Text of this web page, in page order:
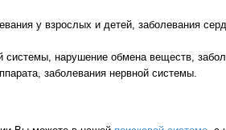
у взрослых и детей, заболевания
нарушение обмена веществ,
заболевания нервной системы.